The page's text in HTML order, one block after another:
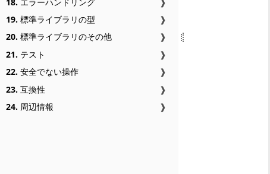
19. 標準ライブラリの型
❱
20. 標準ライブラリのその他
❱
21. テスト
❱
22. 安全でない操作
❱
23. 互換性
❱
24. 周辺情報 ❱